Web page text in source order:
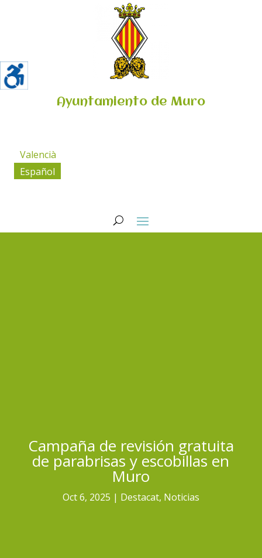
Ayuntamiento de Muro
Valencià
Español
Campaña de revisión gratuita
de parabrisas y escobillas en
Muro
Oct 6, 2025 Destacat, Noticias